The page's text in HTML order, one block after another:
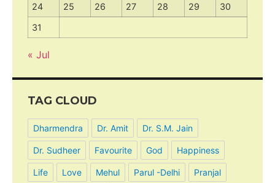
24
25 26 27 28 29
30
31
« Jul
TAG CLOUD
Dharmendra Dr. Amit Dr. S.M. Jain
Dr. Sudheer Favourite God Happiness
Life Love Mehul Parul -Delhi Pranjal